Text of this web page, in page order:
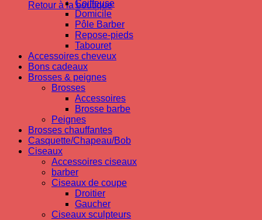
Retour à la boutique
Coiffeuse
Domicile
Pôle Barber
Repose-pieds
Tabouret
Accessoires cheveux
Bons cadeaux
Brosses & peignes
Brosses
Accessoires
Brosse barbe
Peignes
Brosses chauffantes
Casquette/Chapeau/Bob
Ciseaux
Accessoires ciseaux
barber
Ciseaux de coupe
Droitier
Gaucher
Ciseaux sculpteurs